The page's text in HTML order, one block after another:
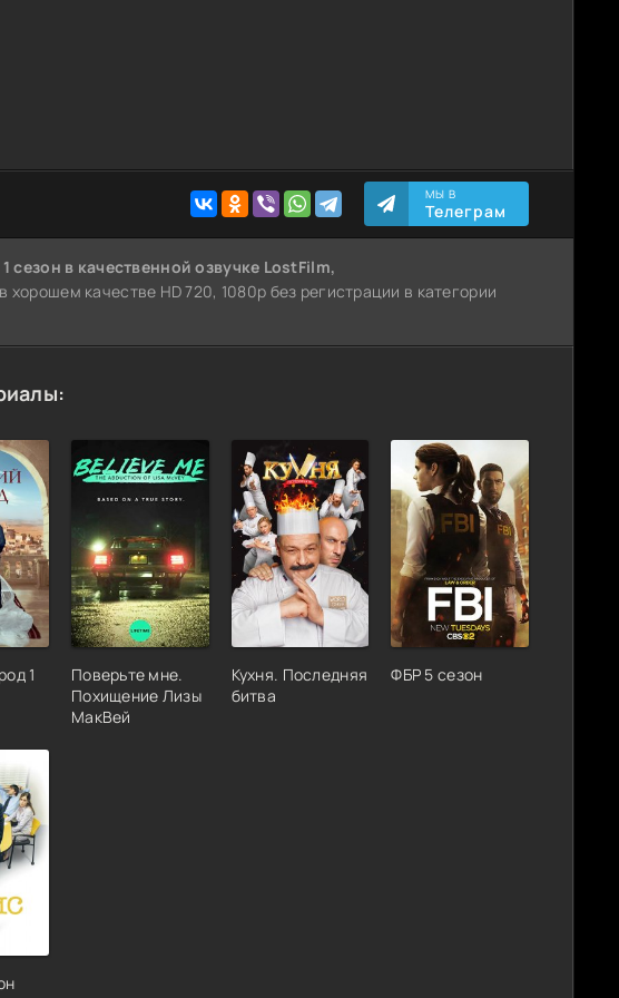
МЫ В
Телеграм
сезон в качественной озвучке LostFilm,
хорошем качестве HD 720, 1080p без регистрации в категории
1
Поверьте мне.
Похищение Лизы
МакВей
Кухня. Последняя
битва
ФБР 5 сезон